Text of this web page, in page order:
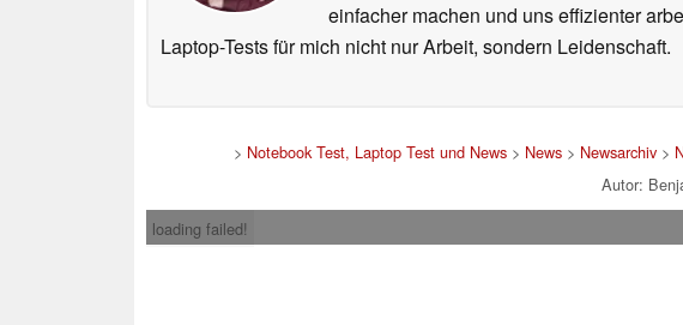
einfacher machen und uns effizienter
Laptop-Tests für mich nicht nur Arbeit, sondern Leidenschaft.
> Notebook Test, Laptop Test und News > News > Newsarchiv >
Autor:
loading failed!